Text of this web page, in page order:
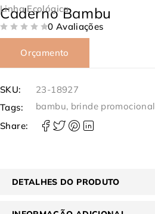
Linha Ecológica
Caderno Bambu
0 Avaliações
Orçamento
SKU:
23-18927
Tags:
bambu, brinde promocional
Share:
DETALHES DO PRODUTO